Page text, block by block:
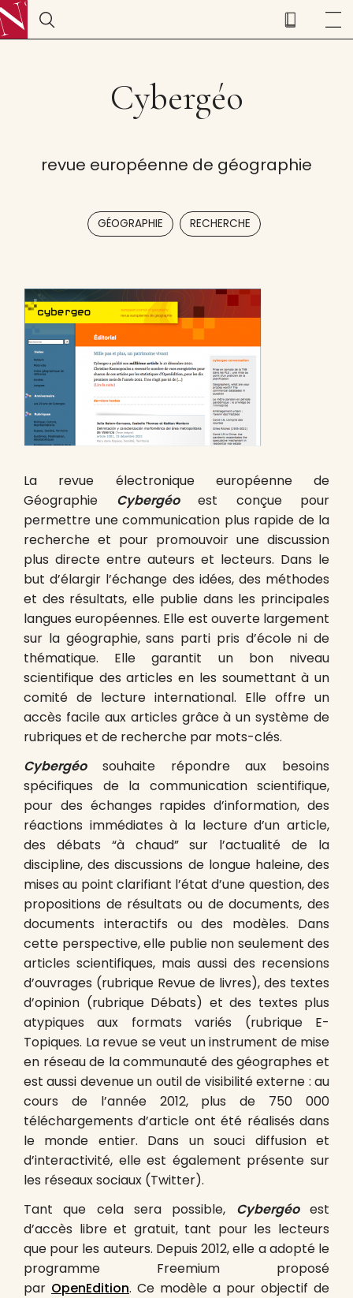
Cybergéo
revue européenne de géographie
GÉOGRAPHIE , RECHERCHE
La revue électronique européenne de
Géographie Cybergéoest conçue pour
permettre une communication plus rapide de la
recherche et pour promouvoir une discussion
plus directe entre auteurs et lecteurs. Dans le
but d’élargir l’échange des idées, des méthodes
et des résultats, elle publie dans les principales
langues européennes. Elle est ouverte largement
sur la géographie, sans parti pris d’école ni de
thématique. Elle garantit un bon niveau
scientifique des articles en les soumettant à un
comité de lecture international. Elle offre un
accès facile aux articles grâce à un système de
rubriques et de recherche par mots-clés.
Cybergéosouhaite répondre aux besoins
spécifiques de la communication scientifique,
pour des échanges rapides d’information, des
réactions immédiates à la lecture d’un article,
des débats “à chaud” sur l’actualité de la
discipline, des discussions de longue haleine, des
mises au point clarifiant l’état d’une question, des
propositions de résultats ou de documents, des
documents interactifs ou des modèles. Dans
cette perspective, elle publie non seulement des
articles scientifiques, mais aussi des recensions
d’ouvrages (rubrique Revue de livres), des textes
d’opinion (rubrique Débats) et des textes plus
atypiques aux formats variés (rubrique E-
Topiques. La revue se veut un instrument de mise
en réseau de la communauté des géographes et
est aussi devenue un outil de visibilité externe : au
cours de l’année 2012, plus de 750 000
téléchargements d’article ont été réalisés dans
le monde entier. Dans un souci diffusion et
d’interactivité, elle est également présente sur
les réseaux sociaux (Twitter).
Tant que cela sera possible, Cybergéoest
d’accès libre et gratuit, tant pour les lecteurs
que pour les auteurs. Depuis 2012, elle a adopté le
programme Freemium proposé
par OpenEdition. Ce modèle a pour objectif de